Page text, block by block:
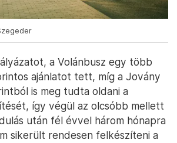
a Volánbusz egy több
ajánlatot tett, míg a Jovány
is meg tudta oldani a
így végül az olcsóbb mellett
után fél évvel három hónapra
sikerült rendesen felkészíteni a